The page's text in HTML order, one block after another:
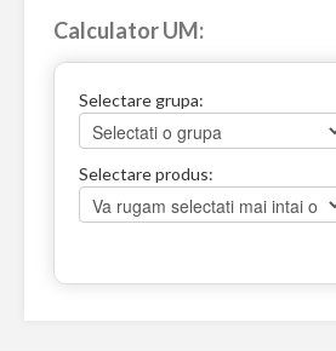
Calculator UM:
Selectare grupa:
Selectare produs: